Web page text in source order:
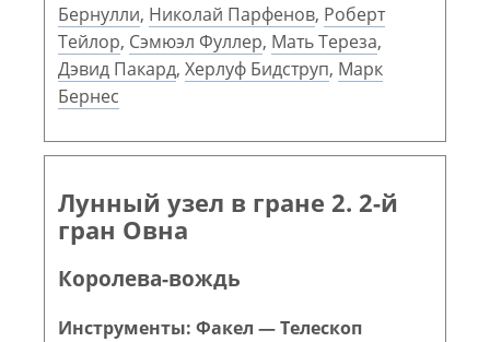
Бернулли, Николай Парфенов, Роберт
Тейлор, Сэмюэл Фуллер, Мать Тереза,
Дэвид Пакард, Херлуф Бидструп, Марк
Бернес
Лунный узел в гране 2. 2-й
гран Овна
Королева-вождь
Инструменты: Факел — Телескоп